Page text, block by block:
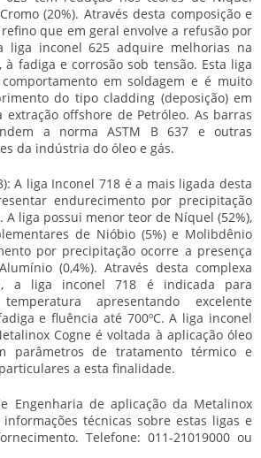
(20%). Através desta composição e
que em geral envolve a refusão por
a liga inconel 625 adquire melhorias na
à fadiga e corrosão sob tensão. Esta liga
em soldagem e é muito
do tipo cladding (deposição) em
extração offshore de Petróleo. As barras
a norma ASTM B 637 e outras
da indústria do óleo e gás.
A liga Inconel 718 é a mais ligada desta
endurecimento por precipitação
A liga possui menor teor de Níquel (52%),
de Nióbio (5%) e Molibdênio
por precipitação ocorre a presença
(0,4%). Através desta complexa
a liga inconel 718 é indicada para
apresentando excelente
e fluência até 700ºC. A liga inconel
Cogne é voltada à aplicação óleo
parâmetros de tratamento térmico e
a esta finalidade.
Engenharia de aplicação da Metalinox
técnicas sobre estas ligas e
Telefone: 011-21019000 ou